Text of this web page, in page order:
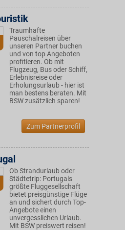
Traumhafte
Pauschalreisen über
unseren Partner buchen
und von top Angeboten
profitieren. Ob mit
Flugzeug, Bus oder Schiff,
Erlebnisreise oder
Erholungsurlaub - hier ist
man bestens beraten. Mit
BSW zusätzlich sparen!
Zum Partnerprofil
Ob Strandurlaub oder
Städtetrip: Portugals
größte Fluggesellschaft
bietet preisgünstige Flüge
an und sichert durch Top-
Angebote einen
unvergesslichen Urlaub.
Mit BSW preiswert reisen!